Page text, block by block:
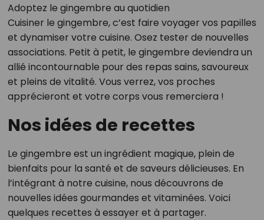
Adoptez le gingembre au quotidien
Cuisiner le gingembre, c’est faire voyager vos papilles
et dynamiser votre cuisine. Osez tester de nouvelles
associations. Petit à petit, le gingembre deviendra un
allié incontournable pour des repas sains, savoureux
et pleins de vitalité. Vous verrez, vos proches
apprécieront et votre corps vous remerciera !
Nos idées de recettes
Le gingembre est un ingrédient magique, plein de
bienfaits pour la santé et de saveurs délicieuses. En
l’intégrant à notre cuisine, nous découvrons de
nouvelles idées gourmandes et vitaminées. Voici
quelques recettes à essayer et à partager.